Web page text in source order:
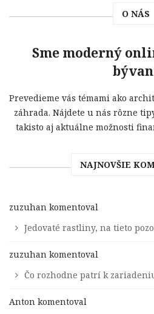
O NÁS
Sme moderný
Prevedieme vás témami ako
záhrada. Nájdete u nás rôzne
takisto aj aktuálne možnosti
NAJNOVŠIE
zuzuhan komentoval
Jedovaté rastliny, na tieto
zuzuhan komentoval
Čo rozhodne patrí k
Anton komentoval